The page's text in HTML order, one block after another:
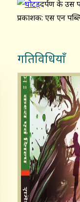
दर्पण के उस
प्रकाशक: एस एन
गतिविधियाँ